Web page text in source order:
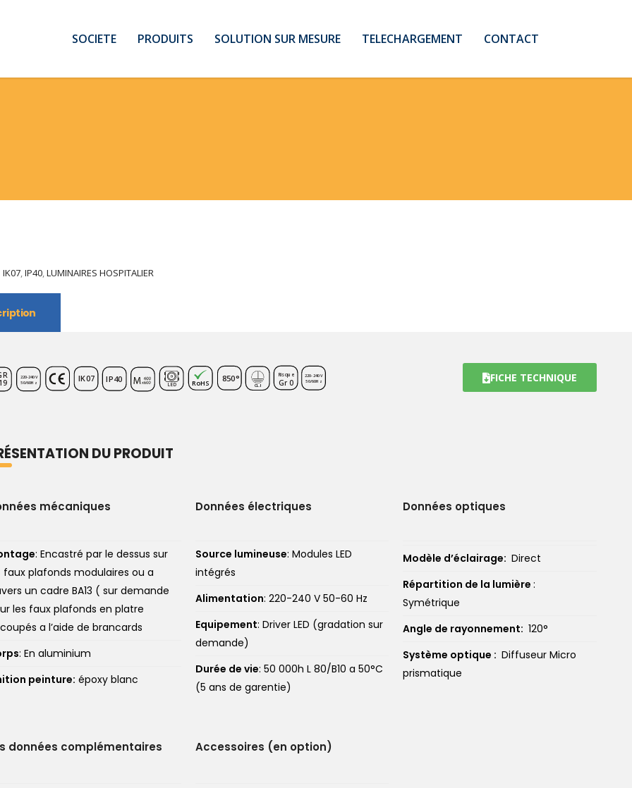
SOCIETE PRODUITS SOLUTION SUR MESURE TELECHARGEMENT CONTACT
IK07,IP40,LUMINAIRES HOSPITALIER
850°
RoHS CL.I
IP40
IK07
220-240V
50/60H z LED
Risqu e
Gr 0
220-240V
50/60H z FICHE TECHNIQUE
DU PRODUIT
mécaniques Données électriques Données optiques
: Encastré par le dessus sur
faux plafonds modulaires ou a
un cadre BA13 ( sur demande
les faux plafonds en platre
a l’aide de brancards
: En aluminium
peinture: époxy blanc
Source lumineuse: Modules LED
intégrés
Alimentation: 220-240 V 50-60 Hz
Equipement: Driver LED (gradation sur
demande)
Durée de vie: 50 000h L 80/B10 a 50°C
(5 ans de garentie)
Modèle d’éclairage: Direct
Répartition de la lumière:
Symétrique
Angle de rayonnement: 120°
Système optique : Diffuseur Micro
prismatique
données complémentaires Accessoires (en option)